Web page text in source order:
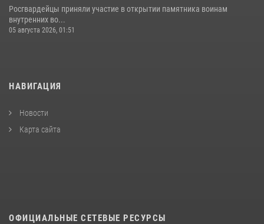
Росгвардейцы приняли участие в открытии памятника воинам
внутренних во...
05 августа 2026, 01:51
НАВИГАЦИЯ
Новости
Карта сайта
ОФИЦИАЛЬНЫЕ СЕТЕВЫЕ РЕСУРСЫ